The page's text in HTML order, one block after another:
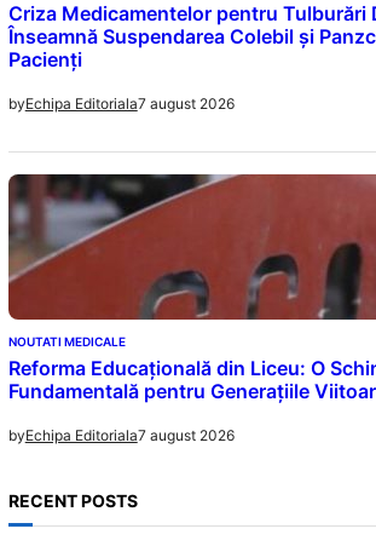
Criza Medicamentelor pentru Tulburări
Înseamnă Suspendarea Colebil și
Pacienți
byEchipa Editoriala7 august 2026
NOUTATI MEDICALE
Reforma Educațională din Liceu: O
Fundamentală pentru Generațiile
byEchipa Editoriala7 august 2026
RECENT POSTS